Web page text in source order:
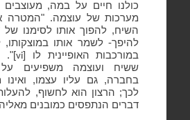
כולנו חיים על במה, מעוצבים
מערכות של עוצמה. "המטרה
השיח, להפוך אותו לסימנו
להיפך- לשמר אותו במוצקותו,
במורכבות האופיינית לו [vi
]".
ששיח ועוצמה משפיעים
בחברה, גם עליו עצמו,
לכך; הרצון הוא לחשוף,
דברים הנתפסים כמובנים